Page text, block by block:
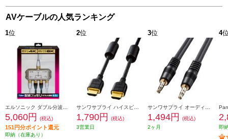
AVケーブルの人気ランキング
1位
5,060円 (税込)
151円分ポイント還元
即納（在庫あり）
2位
1,790円
(税込)
3営業日
3位
1,494円
(税込)
2ヶ月
4
即